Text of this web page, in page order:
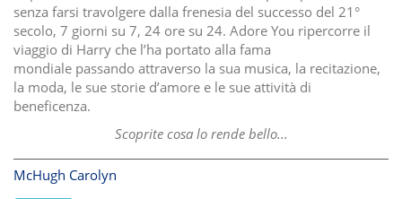
senza farsi travolgere dalla frenesia del successo del 21°
secolo, 7 giorni su 7, 24 ore su 24. Adore You ripercorre il
viaggio di Harry che l’ha portato alla fama
mondiale passando attraverso la sua musica, la recitazione,
la moda, le sue storie d’amore e le sue attività di
beneficenza.
Scoprite cosa lo rende bello...
McHugh Carolyn